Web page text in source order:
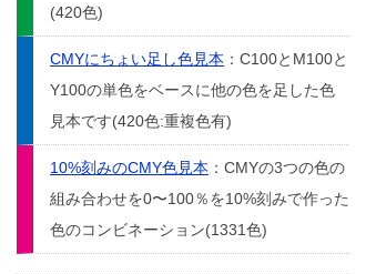
(420色)
CMYにちょい足し色見本 ：C100とM100と
Y100の単色をベースに他の色を足した色
見本です(420色:重複色有)
10%刻みのCMY色見本 ：CMYの3つの色の
組み合わせを0〜100％を10%刻みで作った
色のコンビネーション(1331色)